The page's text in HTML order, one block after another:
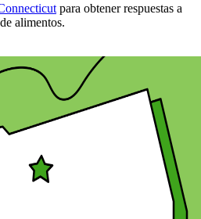
para obtener respuestas a
alimentos.